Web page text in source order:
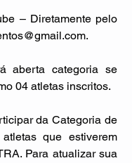
– Diretamente pelo
aberta categoria se
04 atletas inscritos.
da Categoria de
que estiverem
Para atualizar sua